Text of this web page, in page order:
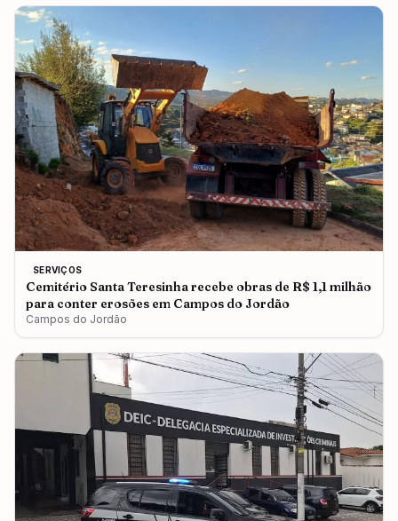
SERVIÇOS
Cemitério Santa Teresinha recebe obras de R$ 1,1 milhão
para conter erosões em Campos do Jordão
Campos do Jordão